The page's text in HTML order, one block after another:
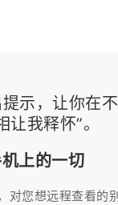
示，让你在
我释怀”。
上的一切
您想远程查看的